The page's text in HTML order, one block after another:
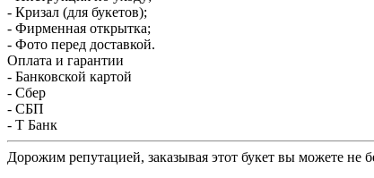
- Кризал (для букетов);
- Фирменная открытка;
- Фото перед доставкой.
Оплата и гарантии
- Банковской картой
- Сбер
- СБП
- Т Банк
Дорожим репутацией, заказывая этот букет вы можете не